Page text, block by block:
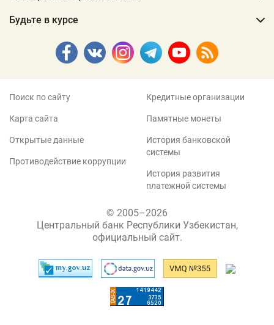
Будьте в курсе
Поиск по сайту
Карта сайта
Открытые данные
Противодействие коррупции
Кредитные организации
Памятные монеты
История банковской
системы
История развития
платежной системы
© 2005–2026
Центральный банк Республики Узбекистан,
официальный сайт.